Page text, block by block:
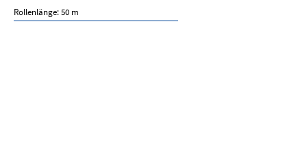
Rollenlänge: 50 m